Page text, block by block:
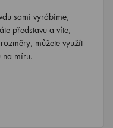
sami vyrábíme,
představu a víte,
můžete využít
na míru.